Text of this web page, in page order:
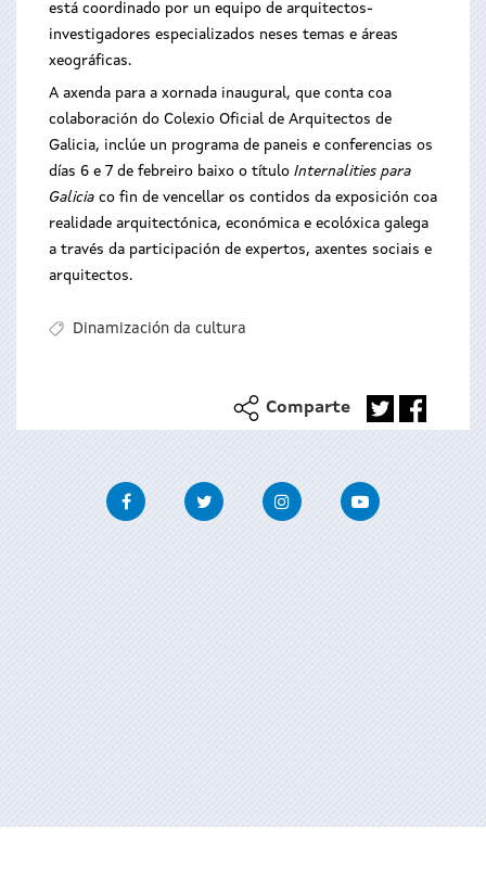
está coordinado por un equipo de arquitectos-
investigadores especializados neses temas e áreas
xeográficas.
A axenda para a xornada inaugural, que conta coa
colaboración do Colexio Oficial de Arquitectos de
Galicia, inclúe un programa de paneis e conferencias os
días 6 e 7 de febreiro baixo o título Internalities para
Galicia co fin de vencellar os contidos da exposición coa
realidade arquitectónica, económica e ecolóxica galega
a través da participación de expertos, axentes sociais e
arquitectos.
Dinamización da cultura
Comparte
FacebookTwitter InstagramYoutube